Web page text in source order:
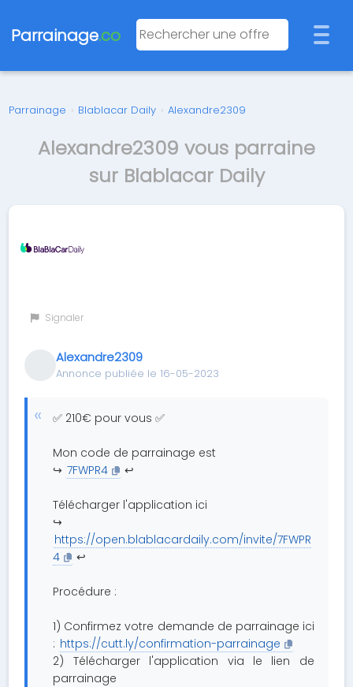
Parrainage.co
Parrainage › Blablacar Daily › Alexandre2309
Alexandre2309 vous parraine
sur Blablacar Daily
Signaler
Alexandre2309
Annonce publiée le 16-05-2023
✅ 210€ pour vous ✅
Mon code de parrainage est
↪️ 7FWPR4 ↩️
Télécharger l'application ici
↪️
https://open.blablacardaily.com/invite/7FWPR
4
↩️
Procédure :
1) Confirmez votre demande de parrainage ici
: https://cutt.ly/confirmation-parrainage
2) Télécharger l'application via le lien de
parrainage